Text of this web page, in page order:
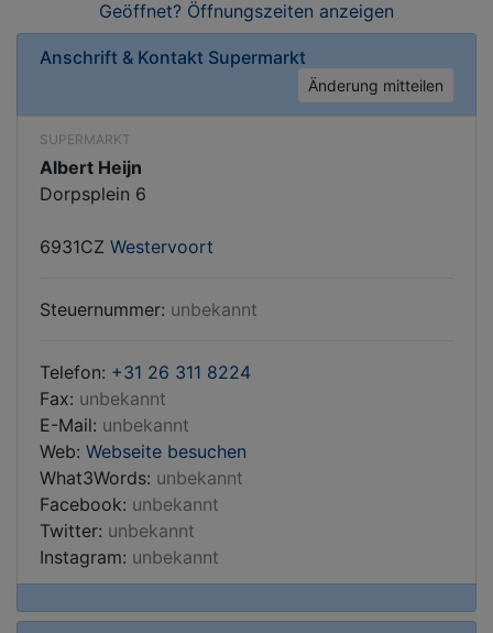
Geöffnet? Öffnungszeiten anzeigen
Anschrift & Kontakt Supermarkt
Änderung mitteilen
SUPERMARKT
Albert Heijn
Dorpsplein 6
6931CZ Westervoort
Steuernummer: unbekannt
Telefon: +31 26 311 8224
Fax: unbekannt
E-Mail: unbekannt
Web: Webseite besuchen
What3Words: unbekannt
Facebook: unbekannt
Twitter: unbekannt
Instagram: unbekannt